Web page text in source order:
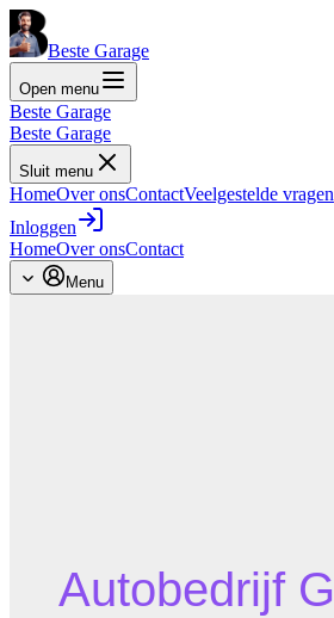
Beste Garage
Open menu
Beste Garage
Beste Garage
Sluit menu
HomeOver onsContactVeelgestelde vragen
Inloggen
HomeOver onsContact
Menu